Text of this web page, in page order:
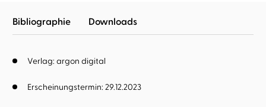
Bibliographie Downloads
Verlag: argon digital
Erscheinungstermin: 29.12.2023